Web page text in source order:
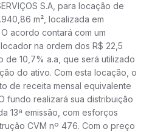
S.A, para locação de
m², localizada em
acordo contará com um
na ordem dos R$ 22,5
de 10,7% a.a, que será utilizado
do ativo. Com esta locação, o
de receita mensal equivalente
fundo realizará sua distribuição
13ª emissão, com esforços
CVM nº 476. Com o preço